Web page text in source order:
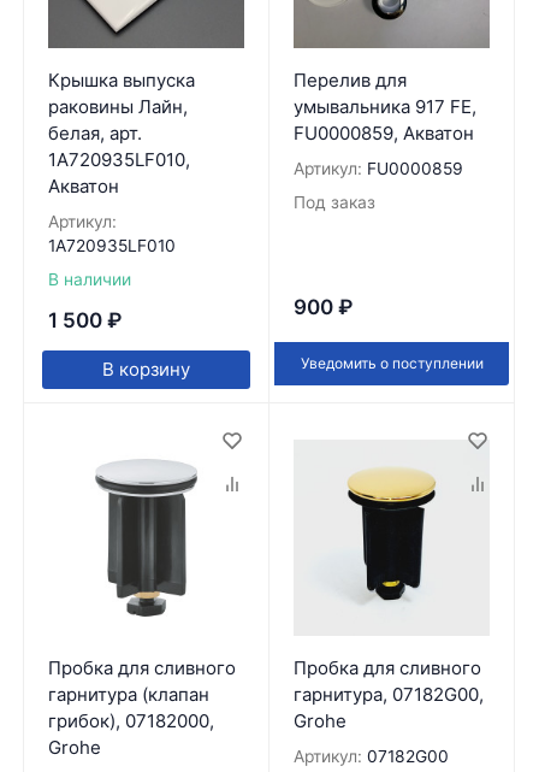
Крышка выпуска
раковины Лайн,
белая, арт.
1A720935LF010,
Акватон
Артикул:
1A720935LF010
В наличии
1 500 ₽
В корзину
Перелив для
умывальника 917 FE,
FU0000859, Акватон
Артикул: FU0000859
Под заказ
900 ₽
Уведомить о поступлении
Пробка для сливного
гарнитура (клапан
грибок), 07182000,
Grohe
Пробка для сливного
гарнитура, 07182G00,
Grohe
Артикул: 07182G00